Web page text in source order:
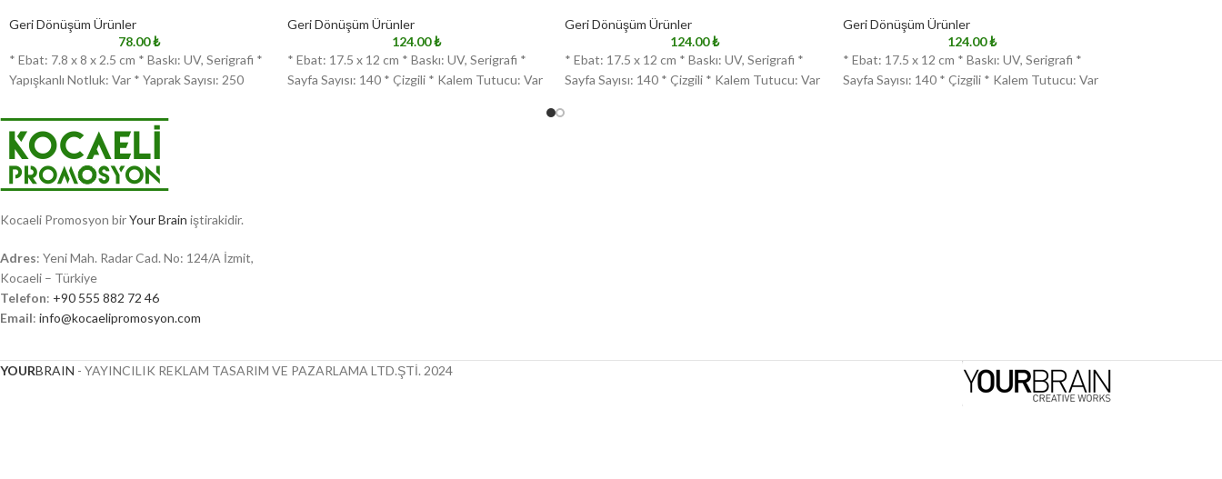
Geri Dönüşüm Ürünler
78.00₺
* Ebat: 7.8 x 8 x 2.5 cm * Baskı: UV, Serigrafi *
Yapışkanlı Notluk: Var * Yaprak Sayısı: 250
Geri Dönüşüm Ürünler
124.00₺
* Ebat: 17.5 x 12 cm * Baskı: UV, Serigrafi *
Sayfa Sayısı: 140 * Çizgili * Kalem Tutucu: Var
Geri Dönüşüm Ürünler
124.00₺
* Ebat: 17.5 x 12 cm * Baskı: UV, Serigrafi *
Sayfa Sayısı: 140 * Çizgili * Kalem Tutucu: Var
Geri Dönüşüm Ürünler
124.00₺
* Ebat: 17.5 x 12 cm * Baskı: UV, Serigrafi *
Sayfa Sayısı: 140 * Çizgili * Kalem Tutucu: Var
Kocaeli Promosyon birYour Brain iştirakidir.
Adres: Yeni Mah. Radar Cad. No: 124/A İzmit,
Kocaeli – Türkiye
Telefon: +90 555 882 72 46
Email: info@kocaelipromosyon.com
YOURBRAIN - YAYINCILIK REKLAM TASARIM VE PAZARLAMA LTD.ŞTİ. 2024